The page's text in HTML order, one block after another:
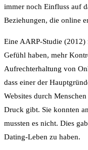
immer noch Einfluss auf
Beziehungen, die online
Eine AARP-Studie (2012)
Gefühl haben, mehr
Aufrechterhaltung von
dass einer der
Websites durch
Druck gibt. Sie konnten
mussten es nicht. Dies
Dating-Leben zu haben.